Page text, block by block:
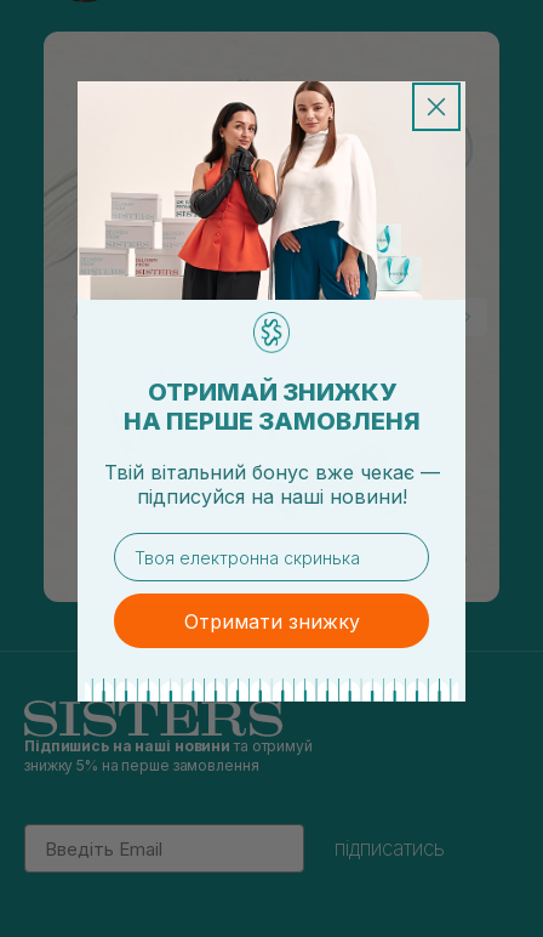
Підпишись на наші новини та отримуй
знижку 5% на перше замовлення
Email
підписатись
ОТРИМАЙ ЗНИЖКУ
НА ПЕРШЕ ЗАМОВЛЕНЯ
Твій вітальний бонус вже чекає —
підписуйся на наші новини!
email
Отримати знижку